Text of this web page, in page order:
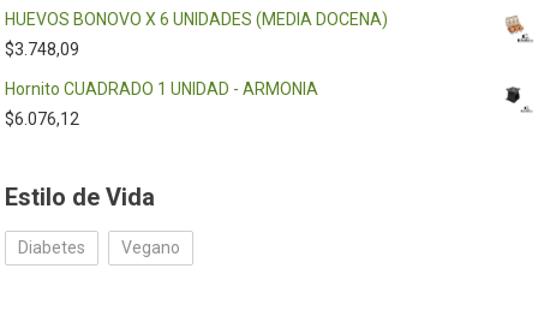
HUEVOS BONOVO X 6 UNIDADES (MEDIA DOCENA)
$3.748,09
Hornito CUADRADO 1 UNIDAD - ARMONIA
$6.076,12
Estilo de Vida
Diabetes Vegano